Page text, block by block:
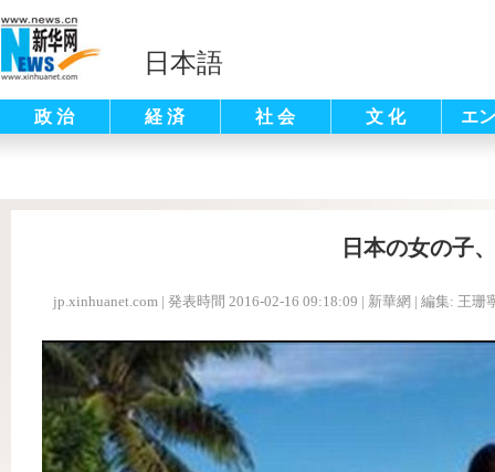
日本語
政 治 経 済 社 会 文 化 エ
日本の女の子
jp.xinhuanet.com | 発表時間 2016-02-16 09:18:09 | 新華網 | 編集: 王珊